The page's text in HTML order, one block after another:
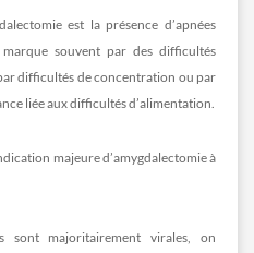
est la présence d’apnées
souvent par des difficultés
difficultés de concentration ou par
liée aux difficultés d’alimentation.
majeure d’amygdalectomie à
sont majoritairement virales, on